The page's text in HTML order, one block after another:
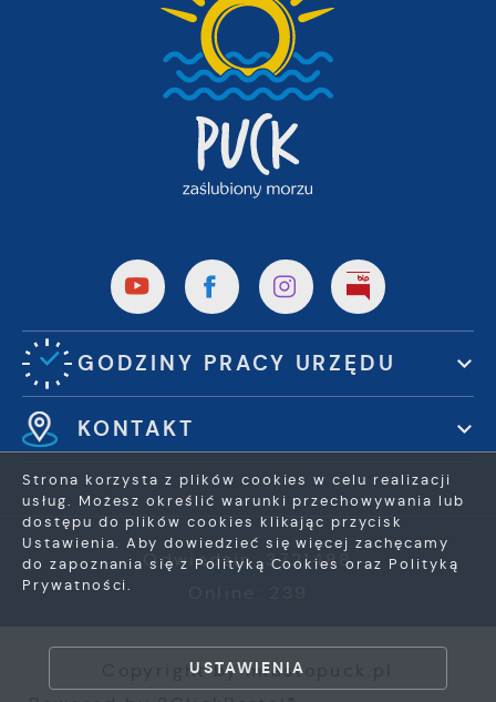
GODZINY PRACY URZĘDU
KONTAKT
Odwiedzin: 3721488
Copyright by miastopuck.pl
Strona korzysta z plików cookies w celu realizacji
usług. Możesz określić warunki przechowywania lub
dostępu do plików cookies klikając przycisk
Ustawienia. Aby dowiedzieć się więcej zachęcamy
do zapoznania się z Polityką Cookies oraz Polityką
Prywatności.
USTAWIENIA
ZEZWÓL NA WSZYSTKIE